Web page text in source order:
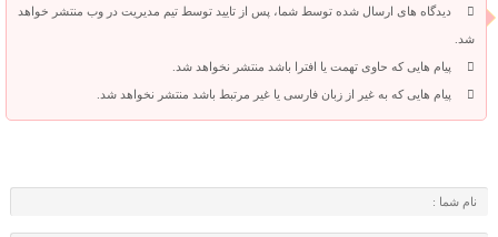
دیدگاه های ارسال شده توسط شما، پس از تایید توسط تیم مدیریت در وب منتشر خواهد
شد.
پیام هایی که حاوی تهمت یا افترا باشد منتشر نخواهد شد.
پیام هایی که به غیر از زبان فارسی یا غیر مرتبط باشد منتشر نخواهد شد.